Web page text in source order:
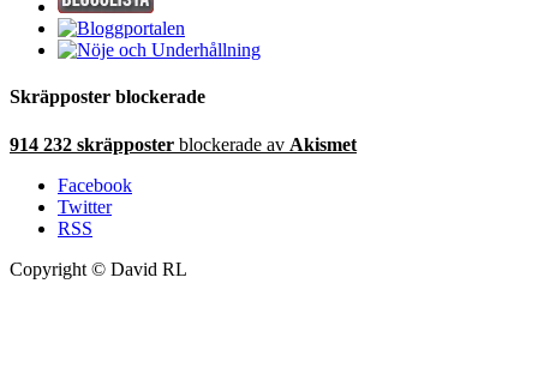
Skräpposter blockerade
914 232 skräpposter blockerade av Akismet
Facebook
Twitter
RSS
Copyright © David RL